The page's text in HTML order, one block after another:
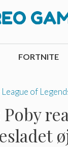
FORTNITE
of
Poby